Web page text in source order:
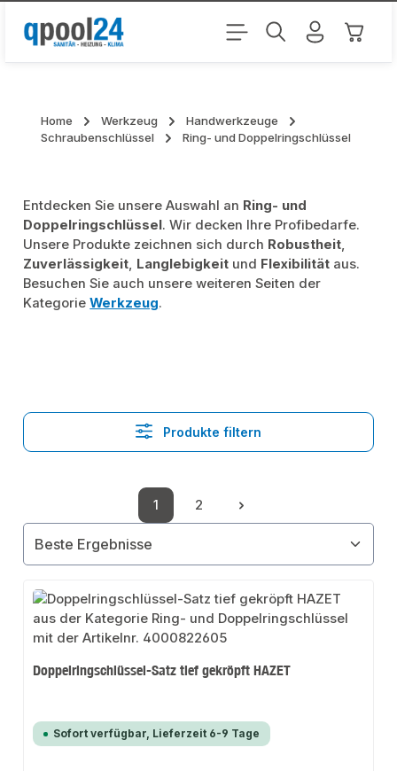
Zum Hauptinhalt springen
Home Werkzeug
Handwerkzeuge
Schraubenschlüssel
Ring- und Doppelringschlüssel
Entdecken Sie unsere Auswahl an Ring- und
Doppelringschlüssel. Wir decken Ihre Profibedarfe.
Unsere Produkte zeichnen sich durch Robustheit,
Zuverlässigkeit, Langlebigkeit und Flexibilität aus.
Besuchen Sie auch unsere weiteren Seiten der
KategorieWerkzeug.
Produkte filtern
Seite
1
Seite
2
Doppelringschlüssel-Satz tief gekröpft HAZET
Sofort verfügbar, Lieferzeit 6-9 Tage